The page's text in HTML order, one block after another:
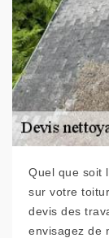
Quel que soit
sur votre
devis des
envisagez de